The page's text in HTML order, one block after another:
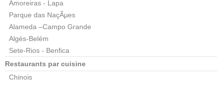
Amoreiras - Lapa
Parque das NaçÃµes
Alameda –Campo Grande
Algés-Belém
Sete-Rios - Benfica
Restaurants par cuisine
Chinois